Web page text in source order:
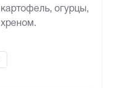
огурцы,